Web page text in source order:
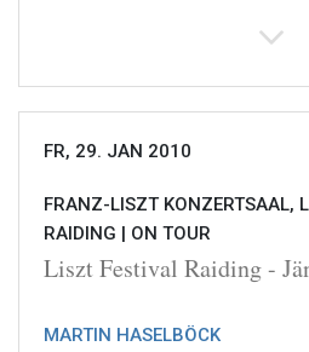
FR, 29. JAN 2010
FRANZ-LISZT KONZERTSAAL,
RAIDING | ON TOUR
Liszt Festival Raiding -
MARTIN HASELBÖCK